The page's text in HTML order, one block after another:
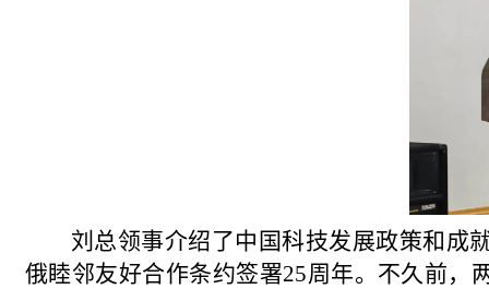
刘总领事介绍了中国科技发展政策和成
俄睦邻友好合作条约签署25周年。不久前，